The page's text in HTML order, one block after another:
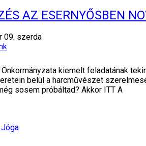
AZ ESERNYŐSBEN
09. szerda
kiemelt feladatának
belül a harcművészet
sosem próbáltad? Akkor ITT A